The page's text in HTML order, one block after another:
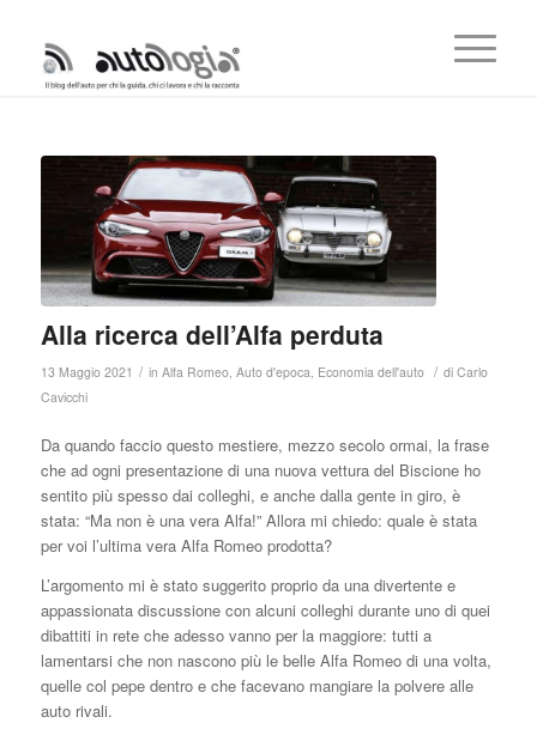
Alla ricerca dell’Alfa perduta
13 Maggio 2021 / in Alfa Romeo, Auto d'epoca, Economia dell'auto / di Carlo
Cavicchi
Da quando faccio questo mestiere, mezzo secolo ormai, la frase
che ad ogni presentazione di una nuova vettura del Biscione ho
sentito più spesso dai colleghi, e anche dalla gente in giro, è
stata: “Ma non è una vera Alfa!” Allora mi chiedo: quale è stata
per voi l’ultima vera Alfa Romeo prodotta?
L’argomento mi è stato suggerito proprio da una divertente e
appassionata discussione con alcuni colleghi durante uno di quei
dibattiti in rete che adesso vanno per la maggiore: tutti a
lamentarsi che non nascono più le belle Alfa Romeo di una volta,
quelle col pepe dentro e che facevano mangiare la polvere alle
auto rivali.